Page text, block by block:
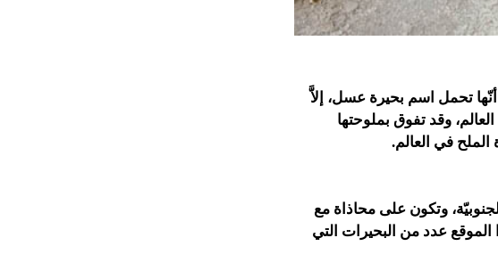
تحمل اسم بحيرة عسل، إلاَّ
وقد تفوق بملوحتها
في العالم.
وتكون على محاذاة مع
عدد من البحيرات التي